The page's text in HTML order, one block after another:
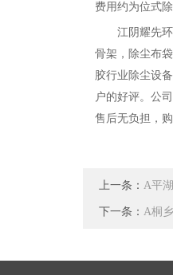
费用约为位式
江阴耀先
骨架，除尘布
胶行业除尘设
户的好评。公司
售后无负担 ，
上一条： A平
下一条： A桐